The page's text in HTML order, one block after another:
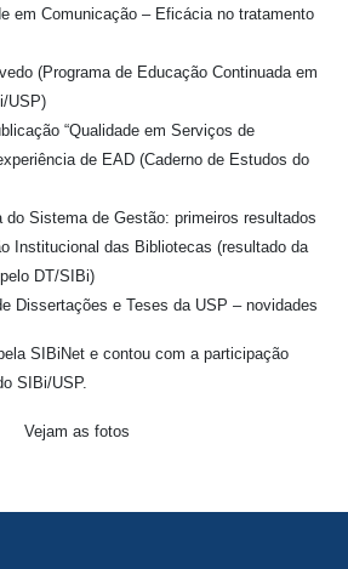
em Comunicação – Eficácia no tratamento
(Programa de Educação Continuada em
USP)
“Qualidade em Serviços de
de EAD (Caderno de Estudos do
do Sistema de Gestão: primeiros resultados
Institucional das Bibliotecas (resultado da
DT/SIBi)
Dissertações e Teses da USP – novidades
SIBiNet e contou com a participação
SIBi/USP.
Vejam as fotos